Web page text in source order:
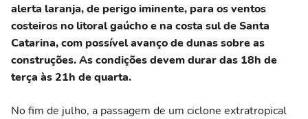
alerta laranja, de perigo iminente, para os ventos
costeiros no litoral gaúcho e na costa sul de Santa
Catarina, com possível avanço de dunas sobre as
construções. As condições devem durar das 18h de
terça às 21h de quarta.
No fim de julho, a passagem de um ciclone extratropical